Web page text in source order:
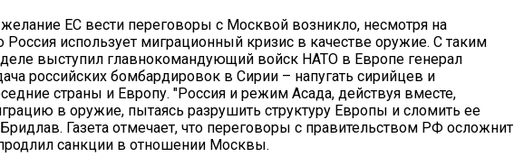
желание ЕС вести переговоры с Москвой возникло, несмотря на
Россия использует миграционный кризис в качестве оружие. С таким
выступил главнокомандующий войск НАТО в Европе генерал
российских бомбардировок в Сирии – напугать сирийцев и
страны и Европу. "Россия и режим Асада, действуя вместе,
в оружие, пытаясь разрушить структуру Европы и сломить ее
Газета отмечает, что переговоры с правительством РФ осложнит
санкции в отношении Москвы.